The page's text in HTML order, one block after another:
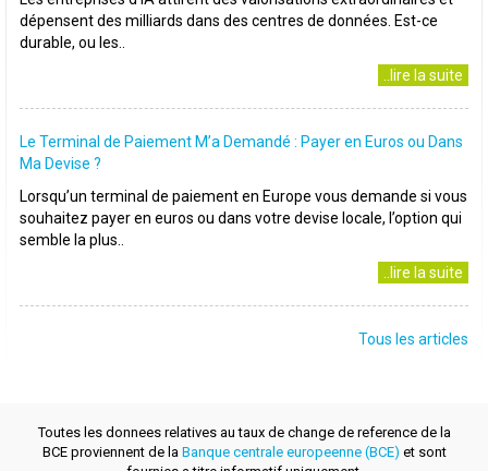
dépensent des milliards dans des centres de données. Est-ce
durable, ou les..
..lire la suite
Le Terminal de Paiement M’a Demandé : Payer en Euros ou Dans
Ma Devise ?
Lorsqu’un terminal de paiement en Europe vous demande si vous
souhaitez payer en euros ou dans votre devise locale, l’option qui
semble la plus..
..lire la suite
Tous les articles
Toutes les donnees relatives au taux de change de reference de la
BCE proviennent de la Banque centrale europeenne (BCE) et sont